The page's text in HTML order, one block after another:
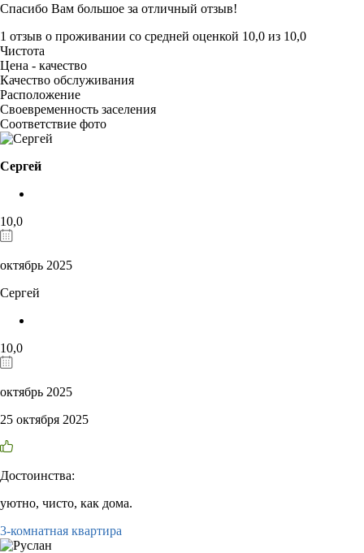
Спасибо Вам большое за отличный отзыв!
1 отзыв о проживании со средней оценкой 10,0 из 10,0
Чистота
Цена - качество
Качество обслуживания
Расположение
Своевременность заселения
Соответствие фото
Сергей
10,0
октябрь 2025
Сергей
10,0
октябрь 2025
25 октября 2025
Достоинства:
уютно, чисто, как дома.
3-комнатная квартира